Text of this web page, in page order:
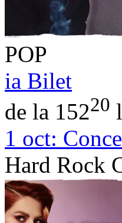
POP
ia Bilet
de la 15220
1 oct:
Hard Rock